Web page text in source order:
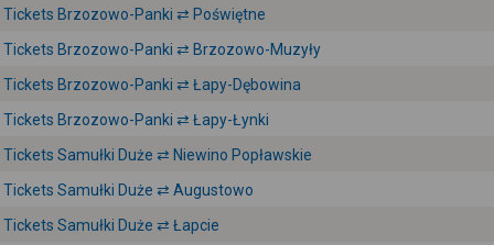
Tickets Brzozowo-Panki ⇄ Poświętne
Tickets Brzozowo-Panki ⇄ Brzozowo-Muzyły
Tickets Brzozowo-Panki ⇄ Łapy-Dębowina
Tickets Brzozowo-Panki ⇄ Łapy-Łynki
Tickets Samułki Duże ⇄ Niewino Popławskie
Tickets Samułki Duże ⇄ Augustowo
Tickets Samułki Duże ⇄ Łapcie